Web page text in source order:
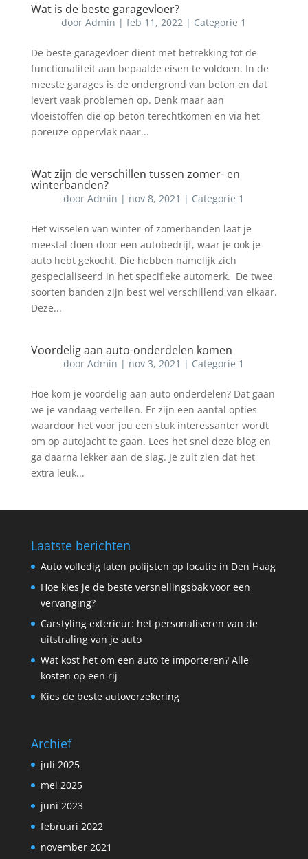
Wat is de beste garagevloer?
doorAdmin |feb 11, 2022 | Categorie 1
De beste garagevloer dient met betrekking tot de
functionaliteit aan bepaalde eisen te voldoen. In de
meeste garages is de ondergrond van beton en dat
levert vaak problemen op. Denk maar aan
vloeistoffen die op beton terechtkomen en via het
poreuze oppervlak naar...
Wat zijn de verschillen tussen zomer- en
winterbanden?
doorAdmin | nov 8, 2021 | Categorie 1
Het wisselen van winter-of zomerbanden laat je
meestal doen door een autobedrijf, waar je ook je
auto hebt gekocht. Die hebben namelijk zich
gespecialiseerd in het specifieke automerk. De twee
soorten banden zijn best wel verschillend van elkaar.
Deze...
Voordelig aan auto-onderdelen komen
doorAdmin | nov 3, 2021 | Categorie 1
Hoe kom je voordelig aan auto onderdelen? Dat gaan
we je vandaag vertellen. Er zijn een aantal opties
waardoor het voor jou een stuk interessanter wordt
om op autojacht te gaan. Lees het snel deze blog en
ga daarna lekker aan de slag. Je zult zien dat het
extra leuk...
Laatste berichten
Auto volledig laten polijsten op locatie in Den Haag
Hoe kies je de beste versnellingsbak voor een
vervanging?
Carstyling exterieur: het personaliseren van de
uitstraling van je auto
Wat kost het om een auto te importeren? Alle
kosten op een rij
Kies de beste autoverzekering
Archief
juli 2025
mei 2025
juni 2023
februari 2022
november 2021